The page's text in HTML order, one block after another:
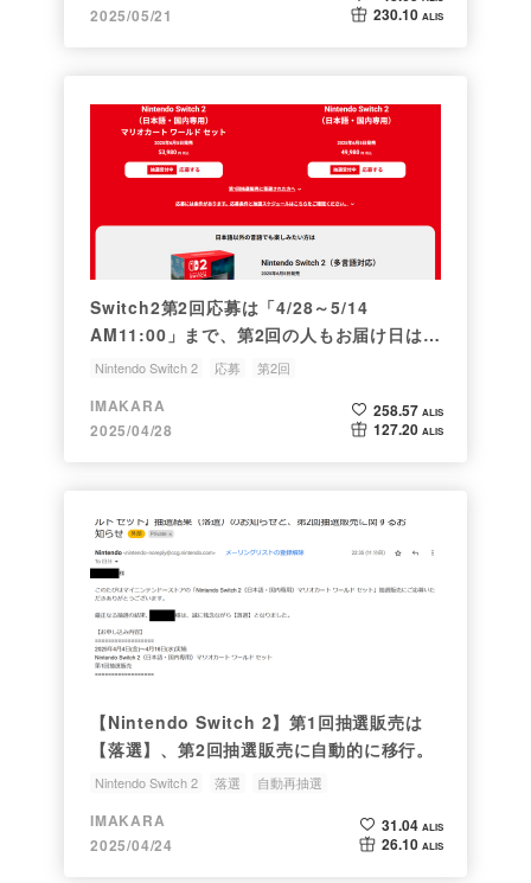
2025/05/21
230.10 ALIS
Switch2第2回応募は「4/28～5/14
AM11:00」まで、第2回の人もお届け日は
6/5で同じ。
Nintendo Switch 2 応募 第2回
IMAKARA
2025/04/28
258.57 ALIS
127.20 ALIS
【Nintendo Switch 2】第1回抽選販売は
【落選】、第2回抽選販売に自動的に移行。
Nintendo Switch 2 落選 自動再抽選
IMAKARA
2025/04/24
31.04 ALIS
26.10 ALIS